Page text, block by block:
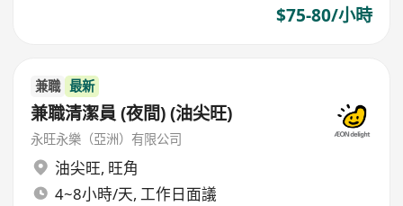
$75-80/小時
兼職 最新
兼職清潔員 (夜間) (油尖旺)
永旺永樂（亞洲）有限公司
油尖旺, 旺角
4~8小時/天, 工作日面議